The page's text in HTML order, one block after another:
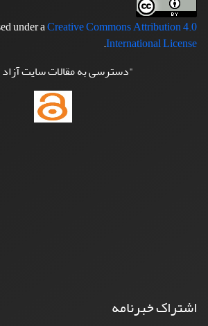
under aCreative Commons Attribution 4.0
International License
.
"دسترسی به مقالات سایت
اشتراک خبرنامه